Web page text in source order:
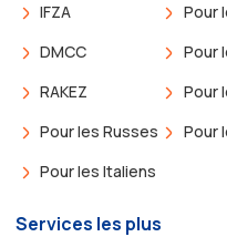
IFZA
DMCC
RAKEZ
Pour les Russes
Pour les Italiens
Pour
Pour
Pour
Pour
Services les plus